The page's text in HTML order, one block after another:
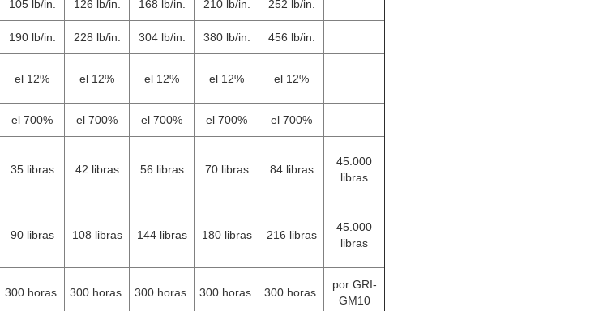
105 lb/in. 126 lb/in. 168 lb/in. 210 lb/in.
252 lb/in.
190 lb/in. 228 lb/in. 304 lb/in. 380 lb/in.
456 lb/in.
el 12% el 12% el 12% el 12% el 12%
el 700% el 700% el 700% el 700%
el 700%
35 libras 42 libras 56 libras 70 libras 84 libras
45.000
libras
90 libras 108 libras 144 libras 180 libras 216 libras
45.000
libras
300 horas. 300 horas. 300 horas. 300 horas. 300 horas.
por GRI-
GM10